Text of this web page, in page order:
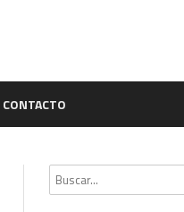
CONTACTO
Buscar
por: